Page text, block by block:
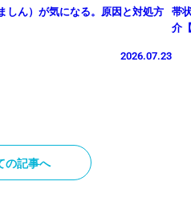
しん）が気になる。原因と対処方
2026.07.23
帯
介
の記事へ